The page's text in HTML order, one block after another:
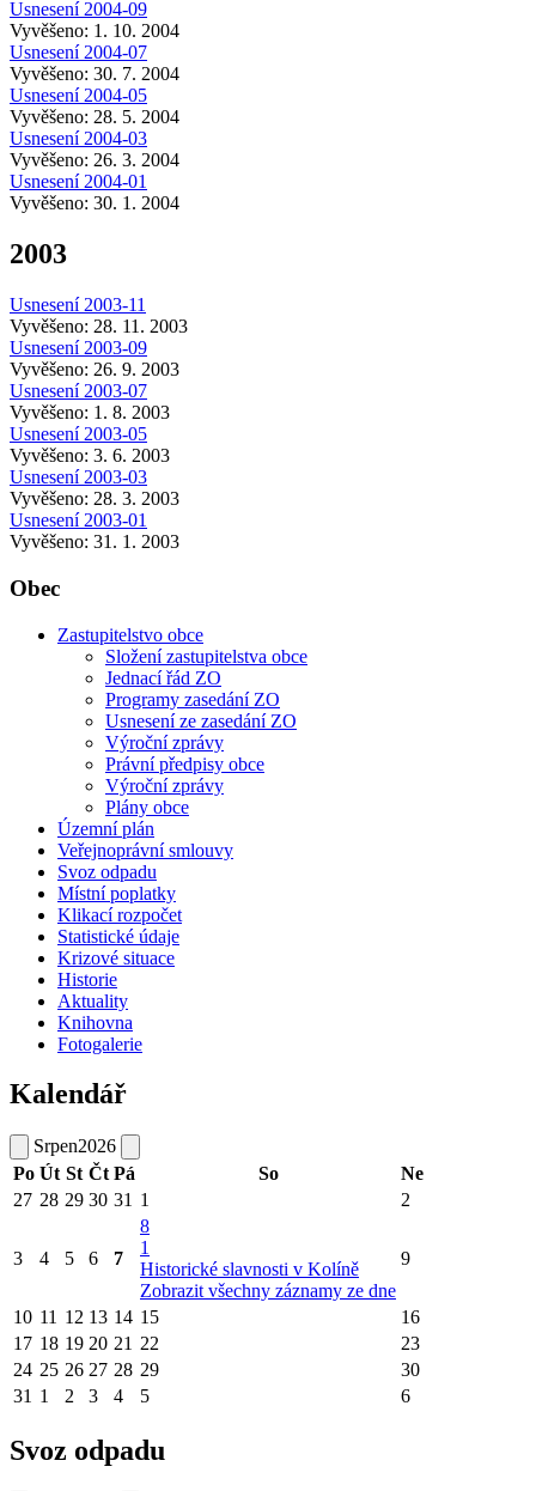
Usnesení 2004-09
Vyvěšeno: 1. 10. 2004
Usnesení 2004-07
Vyvěšeno: 30. 7. 2004
Usnesení 2004-05
Vyvěšeno: 28. 5. 2004
Usnesení 2004-03
Vyvěšeno: 26. 3. 2004
Usnesení 2004-01
Vyvěšeno: 30. 1. 2004
2003
Usnesení 2003-11
Vyvěšeno: 28. 11. 2003
Usnesení 2003-09
Vyvěšeno: 26. 9. 2003
Usnesení 2003-07
Vyvěšeno: 1. 8. 2003
Usnesení 2003-05
Vyvěšeno: 3. 6. 2003
Usnesení 2003-03
Vyvěšeno: 28. 3. 2003
Usnesení 2003-01
Vyvěšeno: 31. 1. 2003
Obec
Zastupitelstvo obce
Složení zastupitelstva obce
Jednací řád ZO
Programy zasedání ZO
Usnesení ze zasedání ZO
Výroční zprávy
Právní předpisy obce
Výroční zprávy
Plány obce
Územní plán
Veřejnoprávní smlouvy
Svoz odpadu
Místní poplatky
Klikací rozpočet
Statistické údaje
Krizové situace
Historie
Aktuality
Knihovna
Fotogalerie
Kalendář
Srpen2026
Po Út St Čt Pá So
Ne
27 28 29 30 31 1 2
3 4 5 6 7
8
1
Historické slavnosti v Kolíně
Zobrazit všechny záznamy ze dne
9
10 11 12 13 14 15
16
17 18 19 20 21 22
23
24 25 26 27 28 29
30
31 1 2 3 4 5 6
Svoz odpadu